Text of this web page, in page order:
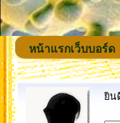
หน้าแรกเว็บบอร์ด
ยิน